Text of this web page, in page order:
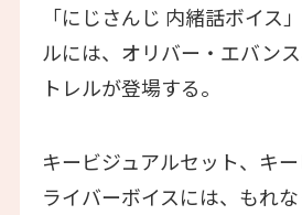
「にじさんじ 内緒話ボイス
ルには、オリバー・エバン
トレルが登場する。
キービジュアルセット、キ
ライバーボイスには、もれ